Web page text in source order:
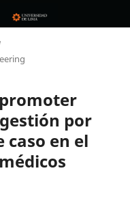
por
caso en el